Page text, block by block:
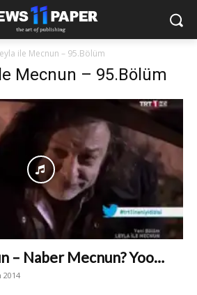
ile Mecnun – 95.Bölüm
Mecnun – 95.Bölüm
– Naber Mecnun? Yoo…
2014